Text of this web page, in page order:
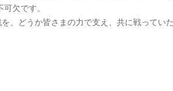
欠です。
、どうか皆さまの力で支え、共に戦ってい